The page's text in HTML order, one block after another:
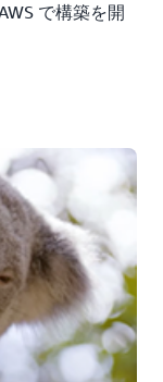
で構築を開